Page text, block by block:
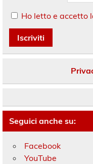
Ho letto e accetto
Seguici anche su:
Facebook
YouTube